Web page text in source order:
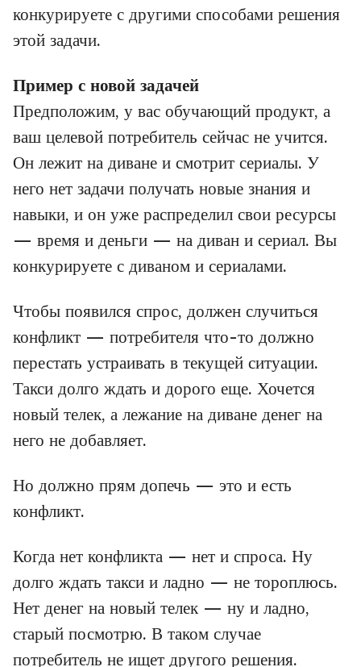
конкурируете с другими способами решения
этой задачи.
Пример с новой задачей
Предположим, у вас обучающий продукт, а
ваш целевой потребитель сейчас не учится.
Он лежит на диване и смотрит сериалы. У
него нет задачи получать новые знания и
навыки, и он уже распределил свои ресурсы
— время и деньги — на диван и сериал. Вы
конкурируете с диваном и сериалами.
Чтобы появился спрос, должен случиться
конфликт — потребителя что-то должно
перестать устраивать в текущей ситуации.
Такси долго ждать и дорого еще. Хочется
новый телек, а лежание на диване денег на
него не добавляет.
Но должно прям допечь — это и есть
конфликт.
Когда нет конфликта — нет и спроса. Ну
долго ждать такси и ладно — не тороплюсь.
Нет денег на новый телек — ну и ладно,
старый посмотрю. В таком случае
потребитель не ищет другого решения.